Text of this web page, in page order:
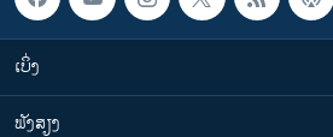
ເບິ່ງ
ຟັງສຽງ